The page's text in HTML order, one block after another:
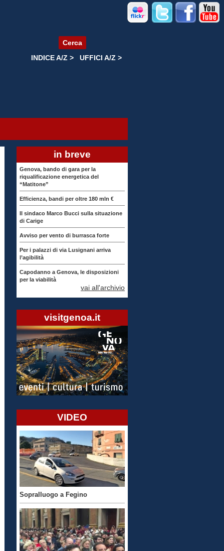
Cerca
INDICE A/Z >
UFFICI A/Z >
in breve
Genova, bando di gara per la
riqualificazione energetica del
“Matitone”
Efficienza, bandi per oltre 180 mln €
Il sindaco Marco Bucci sulla situazione
di Carige
Avviso per vento di burrasca forte
Per i palazzi di via Lusignani arriva
l’agibilità
Capodanno a Genova, le disposizioni
per la viabilità
vai all'archivio
visitgenoa.it
VIDEO
Sopralluogo a Fegino